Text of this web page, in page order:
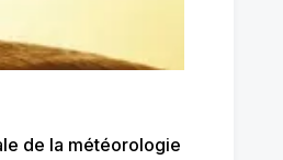
de la météorologie